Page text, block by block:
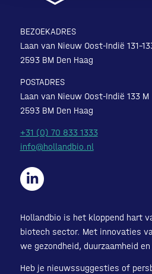
BEZOEKADRES
Laan van Nieuw Oost-Indië 131-
2593 BM Den Haag
POSTADRES
Laan van Nieuw Oost-Indië 133 M
2593 BM Den Haag
+31 (0) 70 833 1333
info@hollandbio.nl
Hollandbio is het kloppend hart
biotech sector. Met innovaties
we gezondheid, duurzaamheid
Heb je nieuwssuggesties of